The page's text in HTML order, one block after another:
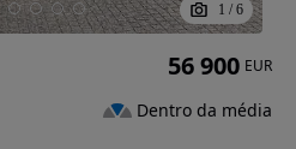
1 / 6
56 900 EUR
Dentro da média